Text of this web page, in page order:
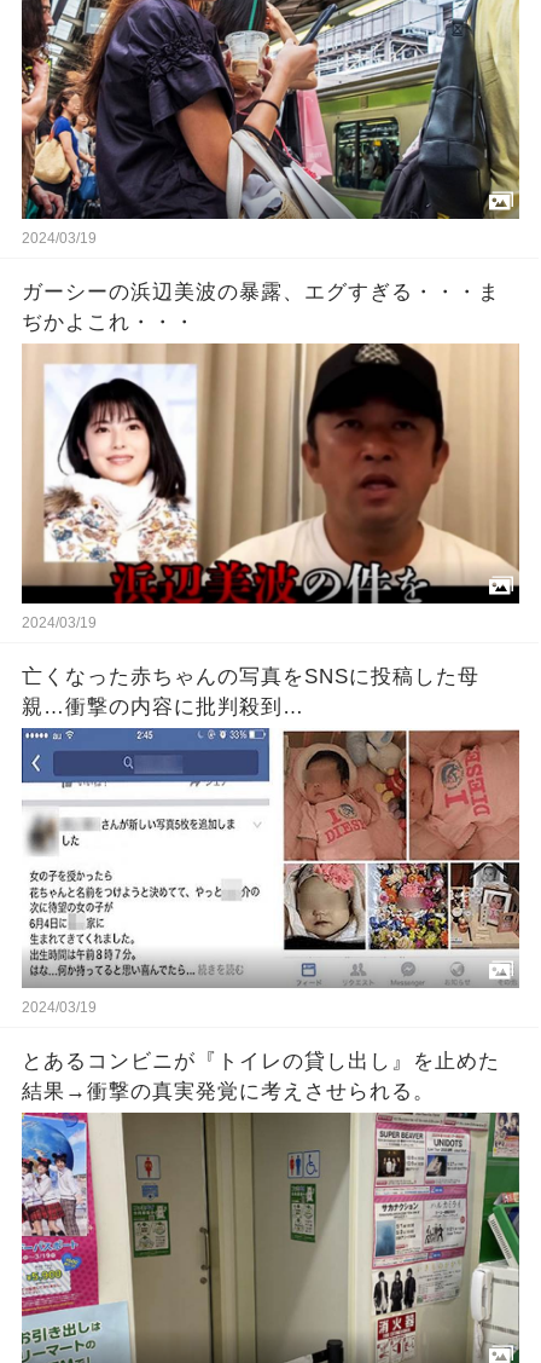
2024/03/19
ガーシーの浜辺美波の暴露、エグすぎる・・・ま
ぢかよこれ・・・
2024/03/19
亡くなった赤ちゃんの写真をSNSに投稿した母
親…衝撃の内容に批判殺到…
2024/03/19
とあるコンビニが『トイレの貸し出し』を止めた
結果→衝撃の真実発覚に考えさせられる。